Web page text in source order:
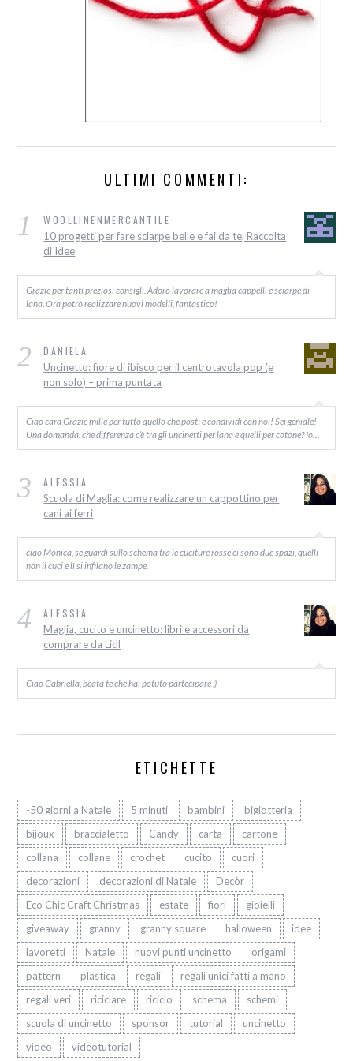
ULTIMI COMMENTI:
1 WOOLLINENMERCANTILE
10 progetti per fare sciarpe belle e fai da te, Raccolta
di Idee
Grazie per tanti preziosi consigli. Adoro lavorare a maglia cappelli e sciarpe di
lana. Ora potrò realizzare nuovi modelli, fantastico!
2 DANIELA
Uncinetto: fiore di ibisco per il centrotavola pop (e
non solo) – prima puntata
Ciao cara Grazie mille per tutto quello che posti e condividi con noi! Sei geniale!
Una domanda: che differenza c’è tra gli uncinetti per lana e quelli per cotone? Io…
3 ALESSIA
Scuola di Maglia: come realizzare un cappottino per
cani ai ferri
ciao Monica, se guardi sullo schema tra le cuciture rosse ci sono due spazi, quelli
non li cuci e lì si infilano le zampe.
4 ALESSIA
Maglia, cucito e uncinetto: libri e accessori da
comprare da Lidl
Ciao Gabriella, beata te che hai potuto partecipare :)
ETICHETTE
-50 giorni a Natale 5 minuti bambini
bigiotteria
bijoux
braccialetto Candy carta
cartone
collana
collane crochet cucito
cuori
decorazioni
decorazioni di Natale
Decòr
Eco Chic Craft Christmas
estate fiori
gioielli
giveaway
granny granny square halloween
idee
lavoretti
Natale nuovi punti uncinetto
origami
pattern
plastica regali
regali unici fatti a mano
regali veri
riciclare riciclo schema
schemi
scuola di uncinetto
sponsor tutorial
uncinetto
video
videotutorial